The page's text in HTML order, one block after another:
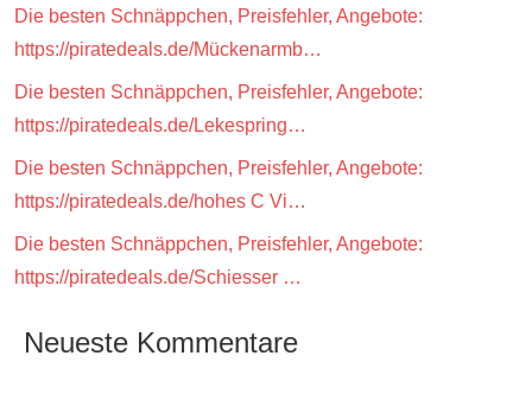
Die besten Schnäppchen, Preisfehler, Angebote:
https://piratedeals.de/Mückenarmb…
Die besten Schnäppchen, Preisfehler, Angebote:
https://piratedeals.de/Lekespring…
Die besten Schnäppchen, Preisfehler, Angebote:
https://piratedeals.de/hohes C Vi…
Die besten Schnäppchen, Preisfehler, Angebote:
https://piratedeals.de/Schiesser …
Neueste Kommentare